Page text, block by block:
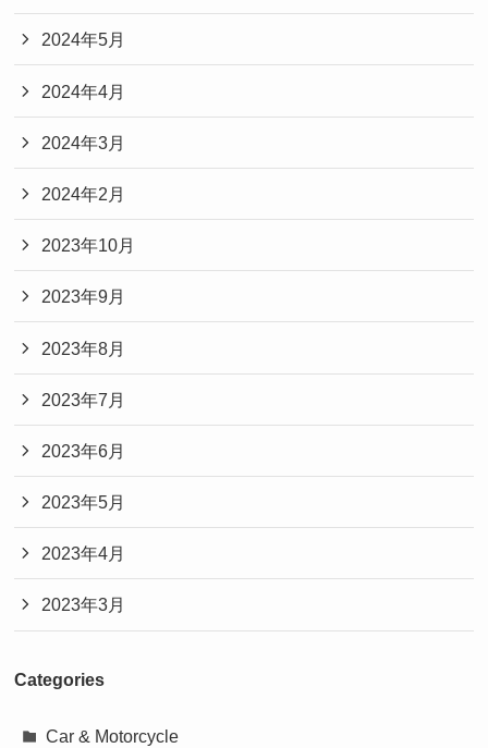
2024年5月
2024年4月
2024年3月
2024年2月
2023年10月
2023年9月
2023年8月
2023年7月
2023年6月
2023年5月
2023年4月
2023年3月
Categories
Car & Motorcycle